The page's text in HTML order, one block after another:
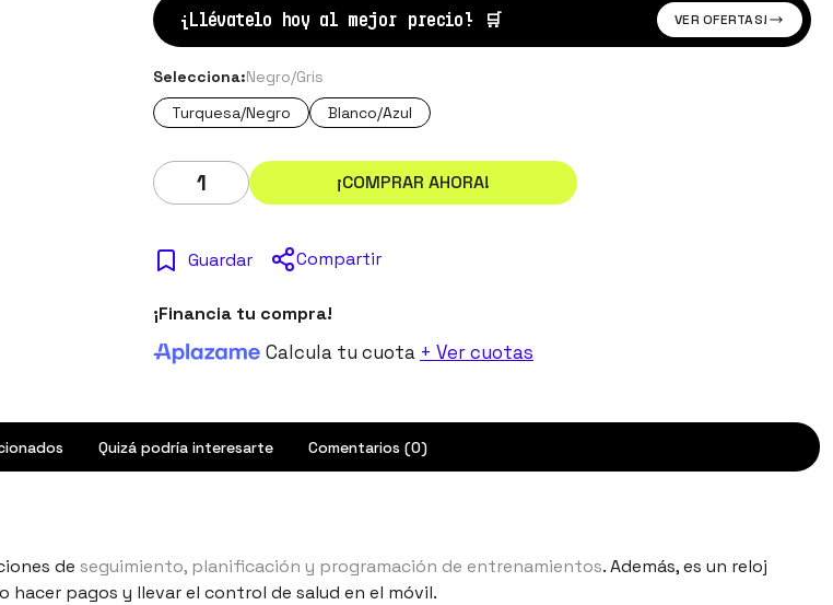
¡Llévatelo hoy al mejor precio! 🛒 VER OFERTAS!
Selecciona:Negro/Gris
Turquesa/Negro
Blanco/Azul
¡COMPRAR AHORA!
Guardar Compartir
¡Financia tu compra!
Calcula tu cuota + Ver cuotas
Quizá podría interesarte Comentarios (0)
de seguimiento, planificación y programación de entrenamientos. Además, es un reloj
hacer pagos y llevar el control de salud en el móvil.